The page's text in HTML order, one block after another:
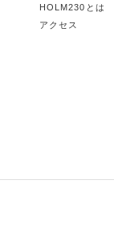
HOLM230とは
アクセス